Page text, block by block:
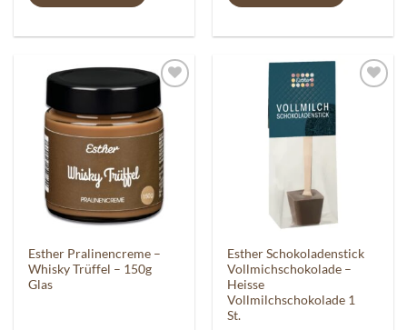
Auf die
Wunschliste
Esther Pralinencreme –
Whisky Trüffel – 150g
Glas
Wunschliste
Esther Schokoladenstick
Vollmichschokolade –
Heisse
Vollmilchschokolade 1
St.